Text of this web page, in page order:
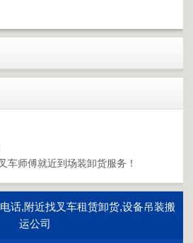
车师傅就近到场装卸货服务！
话,附近找叉车租赁卸货,设备吊装搬
运公司